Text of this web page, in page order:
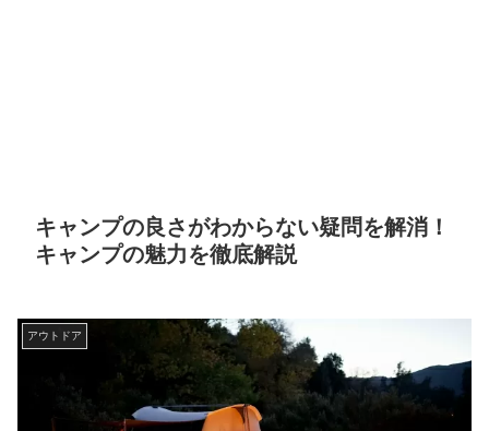
キャンプの良さがわからない疑問を解消！
キャンプの魅力を徹底解説
アウトドア